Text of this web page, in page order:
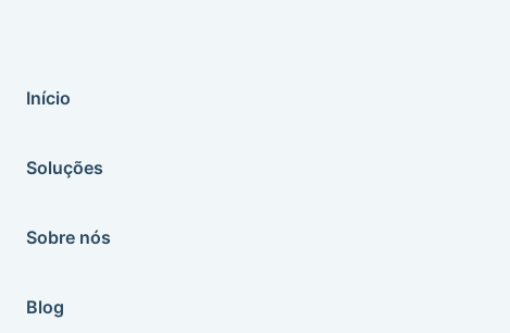
Início
Soluções
Sobre nós
Blog